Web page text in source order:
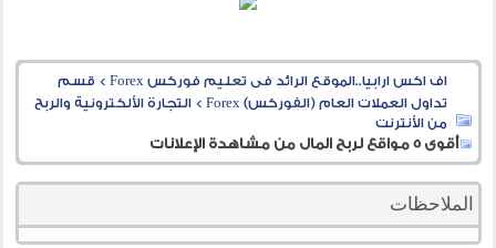
اف اكس ارابيا..الموقع الرائد فى تعليم فوركس Forex > قسم
تداول العملات العام (الفوركس) Forex
>التجارة الألكترونية والربح
من الأنترنت
أقوى 5 مواقع لربح المال من مشاهدة الإعلانات
الملاحظات